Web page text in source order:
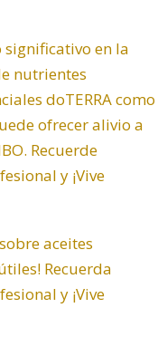
significativo en la
nutrientes
doTERRA como
ofrecer alivio a
Recuerde
y ¡Vive
aceites
Recuerda
y ¡Vive